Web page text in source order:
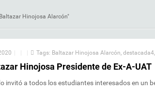
Hinojosa Alarcón"
Tags: Baltazar Hinojosa Alarcón, destacada4,
Hinojosa Presidente de Ex-A-UAT
invitó a todos los estudiantes interesados en un